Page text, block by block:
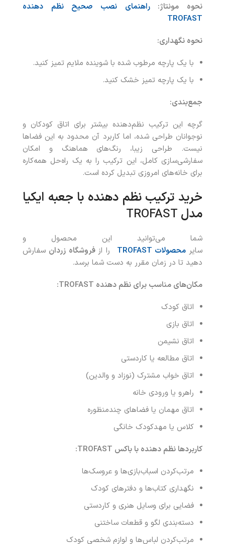
نحوه مونتاژ:راهنمای نصب صحیح نظم دهنده
TROFAST
نحوه نگهداری:
با یک پارچه مرطوب شده با شوینده ملایم تمیز کنید.
با یک پارچه تمیز خشک کنید.
جمع‌بندی:
گرچه این ترکیب نظم‌دهنده بیشتر برای اتاق کودکان و
نوجوانان طراحی شده، اما کاربرد آن محدود به این فضاها
نیست. طراحی زیبا، رنگ‌های هماهنگ و امکان
سفارشی‌سازی کامل، این ترکیب را به یک راه‌حل همه‌کاره
برای خانه‌های امروزی تبدیل کرده است.
خرید ترکیب نظم‌ دهنده با جعبه ایکیا
مدل TROFAST
شما می‌توانید این محصول و
سایر محصولات TROFAST را از فروشگاه زردان سفارش
دهید تا در زمان مقرر به دست شما برسد.
مکان‌های مناسب برای نظم دهنده TROFAST:
اتاق کودک
اتاق بازی
اتاق نشیمن
اتاق مطالعه یا کاردستی
اتاق خواب مشترک (نوزاد و والدین)
راهرو یا ورودی خانه
اتاق مهمان یا فضاهای چندمنظوره
کلاس یا مهدکودک خانگی
کاربردها نظم دهنده با باکس TROFAST:
مرتب‌کردن اسباب‌بازی‌ها و عروسک‌ها
نگهداری کتاب‌ها و دفترهای کودک
فضایی برای وسایل هنری و کاردستی
دسته‌بندی لگو و قطعات ساختنی
مرتب‌کردن لباس‌ها و لوازم شخصی کودک